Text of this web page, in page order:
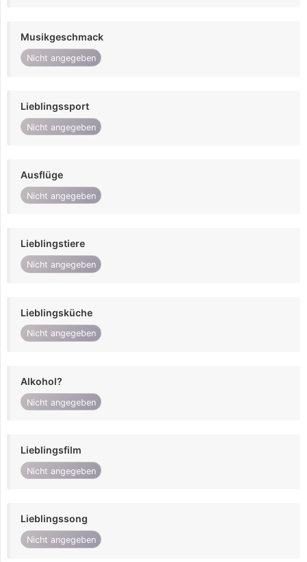
Musikgeschmack
Nicht angegeben
Lieblingssport
Nicht angegeben
Ausflüge
Nicht angegeben
Lieblingstiere
Nicht angegeben
Lieblingsküche
Nicht angegeben
Alkohol?
Nicht angegeben
Lieblingsfilm
Nicht angegeben
Lieblingssong
Nicht angegeben